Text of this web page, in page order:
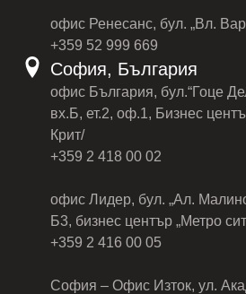
офис Ренесанс, бул. „Вл.
+359 52 999 669
София, България
офис България, бул.“Гоце
вх.Б, ет.2, оф.1, Бизнес
Крит/
+359 2 418 00 02
офис Лидер, бул. „Ал.
Б3, бизнес център „Метро
+359 2 416 00 05
София – Офис Изток, ул.